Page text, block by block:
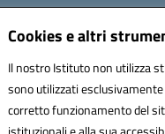
Cookies e altri
Il nostro Istituto non utilizza
sono utilizzati
corretto funzionamento del